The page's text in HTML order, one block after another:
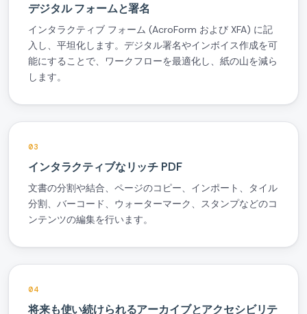
デジタル フォームと署名
インタラクティブ フォーム (AcroForm および XFA) に記
入し、平坦化します。デジタル署名やインボイス作成を可
能にすることで、ワークフローを最適化し、紙の山を減ら
します。
03
インタラクティブなリッチ PDF
文書の分割や結合、ページのコピー、インポート、タイル
分割、バーコード、ウォーターマーク、スタンプなどのコ
ンテンツの編集を行います。
04
将来も使い続けられるアーカイブとアクセシビリテ